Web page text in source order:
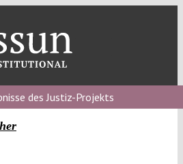
des Justiz-Projekts